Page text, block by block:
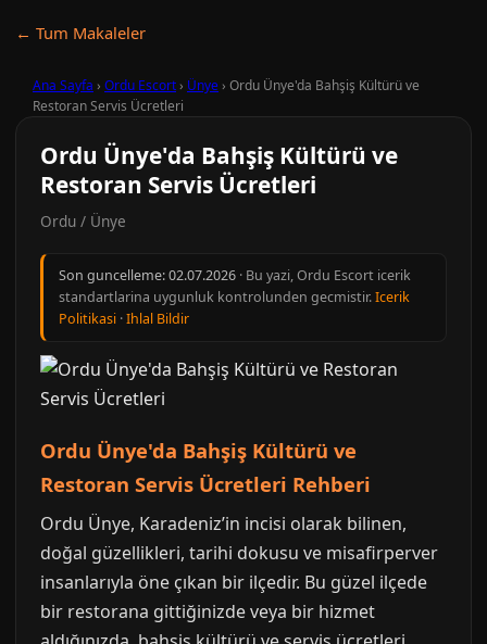
← Tum Makaleler
Ana Sayfa › Ordu Escort› Ünye› Ordu Ünye'da Bahşiş Kültürü ve
Restoran Servis Ücretleri
Ordu Ünye'da Bahşiş Kültürü ve
Restoran Servis Ücretleri
Ordu / Ünye
Son guncelleme:02.07.2026 · Bu yazi, Ordu Escort icerik
standartlarina uygunluk kontrolunden gecmistir.Icerik
Politikasi ·Ihlal Bildir
Ordu Ünye'da Bahşiş Kültürü ve
Restoran Servis Ücretleri Rehberi
Ordu Ünye, Karadeniz’in incisi olarak bilinen,
doğal güzellikleri, tarihi dokusu ve misafirperver
insanlarıyla öne çıkan bir ilçedir. Bu güzel ilçede
bir restorana gittiğinizde veya bir hizmet